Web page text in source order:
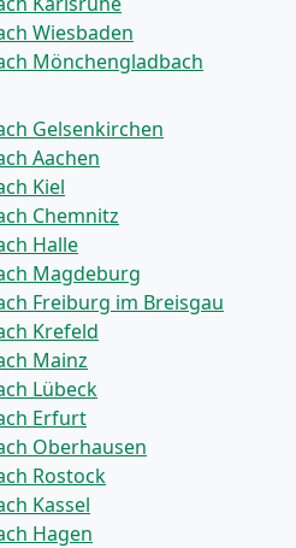
Wiesbaden
Mönchen­gladbach
Gelsenkirchen
Aachen
Kiel
Chemnitz
Halle
Magdeburg
Freiburg im Breisgau
Krefeld
Mainz
Lübeck
Erfurt
Oberhausen
Rostock
Kassel
Hagen